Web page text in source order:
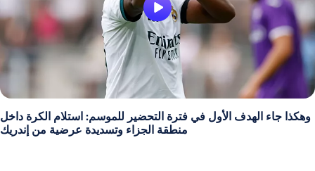
وهكذا جاء الهدف الأول في فترة التحضير للموسم: استلام الكرة داخل
منطقة الجزاء وتسديدة عرضية من إندريك